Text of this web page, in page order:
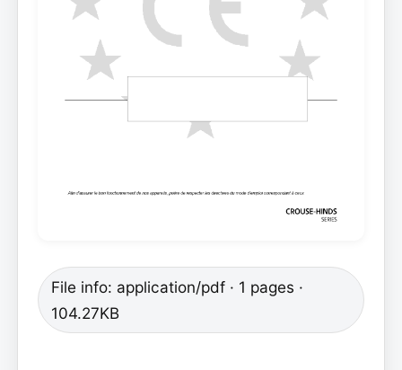
File info: application/pdf · 1 pages ·
104.27KB